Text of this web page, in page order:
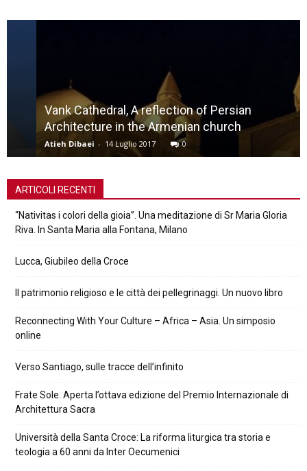
Vank Cathedral, A reflection of Persian
Architecture in the Armenian church
Atieh Dibaei - 14 Luglio 2017 0
ARTICOLI RECENTI
“Nativitas i colori della gioia”. Una meditazione di Sr Maria Gloria
Riva. In Santa Maria alla Fontana, Milano
Lucca, Giubileo della Croce
Il patrimonio religioso e le città dei pellegrinaggi. Un nuovo libro
Reconnecting With Your Culture – Africa – Asia. Un simposio
online
Verso Santiago, sulle tracce dell’infinito
Frate Sole. Aperta l’ottava edizione del Premio Internazionale di
Architettura Sacra
Università della Santa Croce: La riforma liturgica tra storia e
teologia a 60 anni da Inter Oecumenici